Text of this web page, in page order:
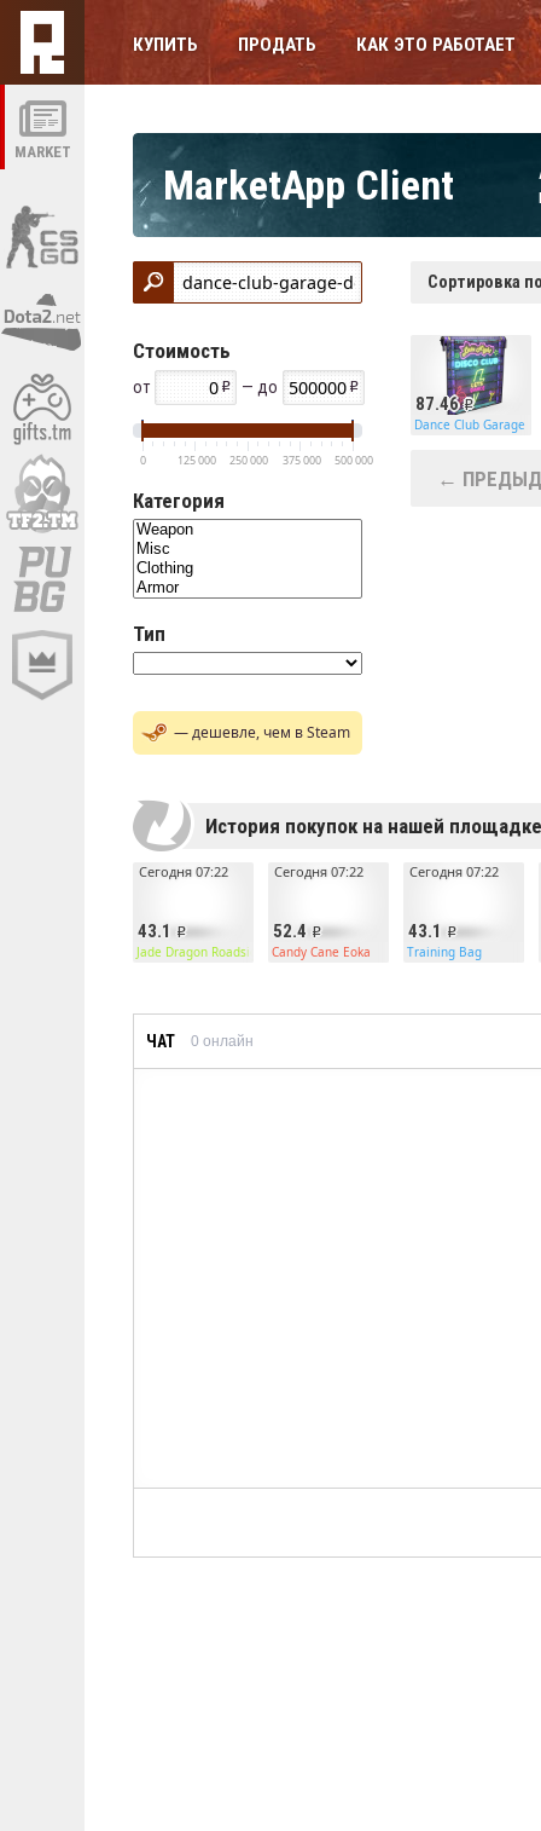
MARKET
КУПИТЬ ПРОДАТЬ КАК ЭТО РАБОТАЕТ
MarketApp Client
Стоимость
от — до
0 125 000 250 000 375 000 500 000
Категория
Тип
— дешевле, чем в Steam
Сортировка
87.46
Dance Club Garage
←
История покупок на нашей площадке
43.1
Сегодня 07:22
Jade Dragon Roadsign Vest
52.4
Сегодня 07:22
Candy Cane Eoka
43.1
Сегодня 07:22
Training Bag
ЧАТ 0 онлайн